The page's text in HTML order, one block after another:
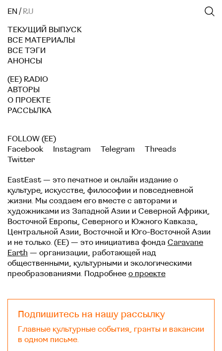
EN / RU
ТЕКУЩИЙ ВЫПУСК
ВСЕ МАТЕРИАЛЫ
ВСЕ ТЭГИ
АНОНСЫ
(EE) RADIO
АВТОРЫ
О ПРОЕКТЕ
РАССЫЛКА
FOLLOW (EE)
Facebook
Instagram Telegram
Threads
Twitter
EastEast — это печатное и онлайн издание о
культуре, искусстве, философии и повседневной
жизни. Мы создаем его вместе с авторами и
художниками из Западной Азии и Северной Африки,
Восточной Европы, Северного и Южного Кавказа,
Центральной Азии, Восточной и Юго-Восточной Азии
и не только. (EE) — это инициатива фонда Caravane
Earth — организации, работающей над
общественными, культурными и экологическими
преобразованиями. Подробнее о проекте
Подпишитесь на нашу рассылку
Главные культурные события, гранты и вакансии
в одном письме.